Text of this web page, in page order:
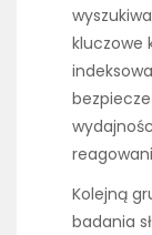
kluczowe
Kolejną
badania